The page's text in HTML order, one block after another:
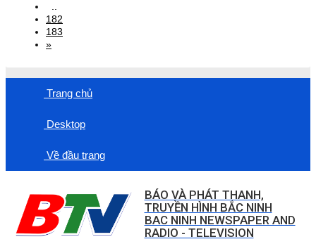
182
183
»
Trang chủ
Desktop
Về đầu trang
BÁO VÀ PHÁT THANH,
TRUYỀN HÌNH BẮC NINH
BAC NINH NEWSPAPER AND
RADIO - TELEVISION